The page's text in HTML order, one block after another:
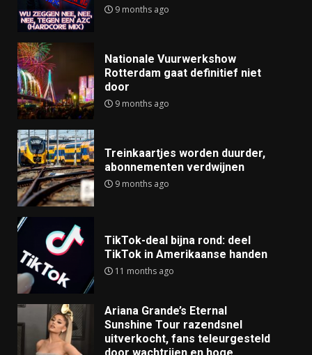
9 months ago
Nationale Vuurwerkshow
Rotterdam gaat definitief niet
door
9 months ago
Treinkaartjes worden duurder,
abonnementen verdwijnen
9 months ago
TikTok-deal bijna rond: deel
TikTok in Amerikaanse handen
11 months ago
Ariana Grande’s Eternal
Sunshine Tour razendsnel
uitverkocht, fans teleurgesteld